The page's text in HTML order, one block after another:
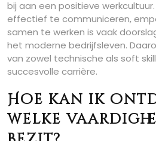
bij aan een positieve
effectief te communiceren,
samen te werken is vaak
het moderne bedrijfsleven.
van zowel technische als soft
succesvolle carrière.
Hoe kan ik
welke